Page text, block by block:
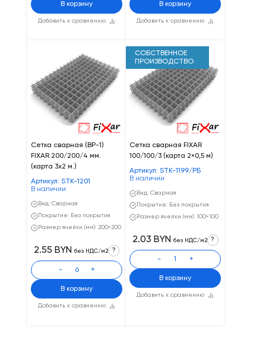
Добавить к сравнению
В корзину
Добавить к сравнению
В корзину
Сетка сварная (ВР-1)
FIXAR 200/200/4 мм.
(карта 3x2 м.)
Артикул: STK-1201
В наличии
Вид: Сварная
Покрытие: Без покрытия
Размер ячейки (мм): 200×200
Добавить к сравнению
2.55 BYN без НДС/м2 ?
- +
В корзину
СОБСТВЕННОЕ
ПРОИЗВОДСТВО
Сетка сварная FIXAR
100/100/3 (карта 2×0,5 м)
Артикул: STK-1199/РБ
В наличии
Вид: Сварная
Покрытие: Без покрытия
Размер ячейки (мм): 100×100
Добавить к сравнению
2.03 BYN без НДС/м2 ?
- +
В корзину